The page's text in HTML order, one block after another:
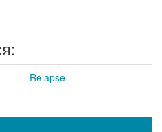
Relapse